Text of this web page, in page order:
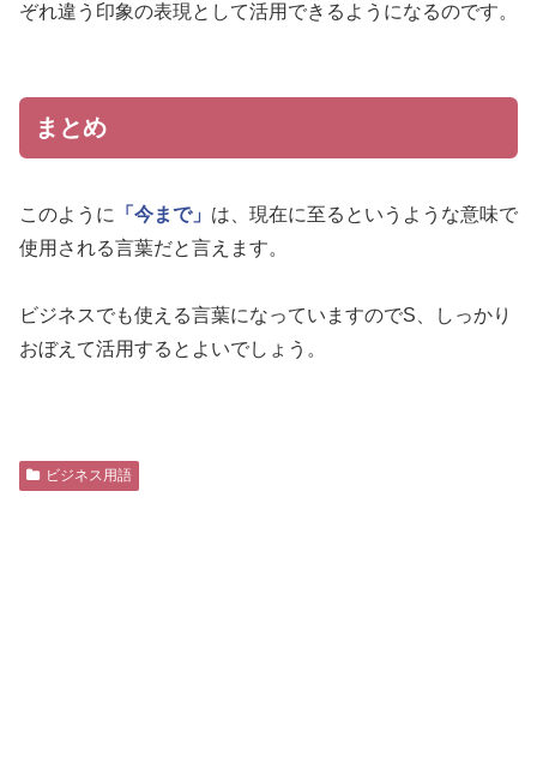
ぞれ違う印象の表現として活用できるようになるのです。
まとめ
このように 「今まで」 は、現在に至るというような意味で
使用される言葉だと言えます。
ビジネスでも使える言葉になっていますのでS、しっかり
おぼえて活用するとよいでしょう。
ビジネス用語